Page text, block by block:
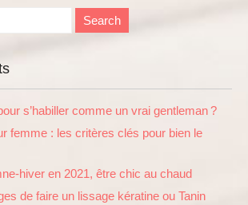
s’habiller comme un vrai gentleman ?
femme : les critères clés pour bien le
hiver en 2021, être chic au chaud
de faire un lissage kératine ou Tanin